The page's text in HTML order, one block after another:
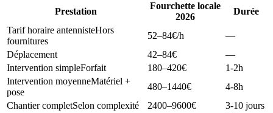
Prestation
Fourchette locale
2026
Durée
Tarif horaire antennisteHors
fournitures
52–84€/h
—
Déplacement
42–84€
—
Intervention simpleForfait 180–420€
1-2h
Intervention moyenneMatériel +
pose
480–1440€
4-8h
Chantier completSelon complexité 2400–9600€
3-10 jours